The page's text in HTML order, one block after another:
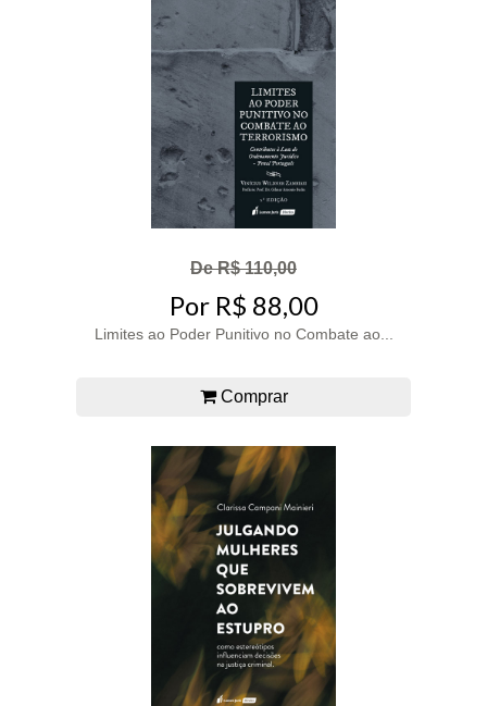
De R$ 110,00
Por R$ 88,00
Limites ao Poder Punitivo no Combate ao...
Comprar